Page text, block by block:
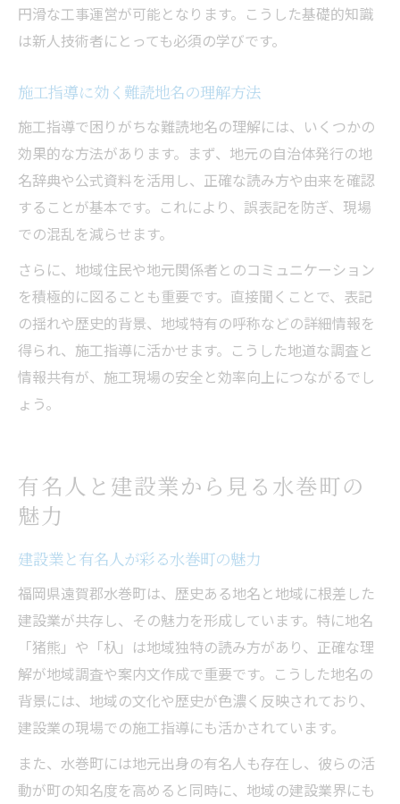
円滑な工事運営が可能となります。こうした基礎的知識
は新人技術者にとっても必須の学びです。
施工指導に効く難読地名の理解方法
施工指導で困りがちな難読地名の理解には、いくつかの
効果的な方法があります。まず、地元の自治体発行の地
名辞典や公式資料を活用し、正確な読み方や由来を確認
することが基本です。これにより、誤表記を防ぎ、現場
での混乱を減らせます。
さらに、地域住民や地元関係者とのコミュニケーション
を積極的に図ることも重要です。直接聞くことで、表記
の揺れや歴史的背景、地域特有の呼称などの詳細情報を
得られ、施工指導に活かせます。こうした地道な調査と
情報共有が、施工現場の安全と効率向上につながるでし
ょう。
有名人と建設業から見る水巻町の
魅力
建設業と有名人が彩る水巻町の魅力
福岡県遠賀郡水巻町は、歴史ある地名と地域に根差した
建設業が共存し、その魅力を形成しています。特に地名
「猪熊」や「杁」は地域独特の読み方があり、正確な理
解が地域調査や案内文作成で重要です。こうした地名の
背景には、地域の文化や歴史が色濃く反映されており、
建設業の現場での施工指導にも活かされています。
また、水巻町には地元出身の有名人も存在し、彼らの活
動が町の知名度を高めると同時に、地域の建設業界にも